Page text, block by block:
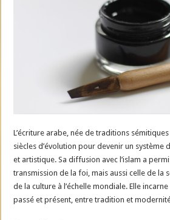
L’écriture arabe, née de traditions
siècles d’évolution pour devenir un système
et artistique. Sa diffusion avec l’islam a
transmission de la foi, mais aussi celle de la
de la culture à l’échelle mondiale. Elle
passé et présent, entre tradition et